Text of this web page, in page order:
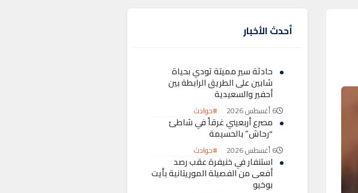
أحدث الأخبار
حادثة سير مميتة تودي بحياة
شابين على الطريق الرابطة بين
أحفير والسعيدية
6 أغسطس 2026 #حوادث
مصرع أربعيني غرقاً في شاطئ
“رحاش” بالحسيمة
6 أغسطس 2026 #حوادث
استنفار في خنيفرة عقب رصد
أفعى من الفصيلة الموريتانية بأيت
بوخيو